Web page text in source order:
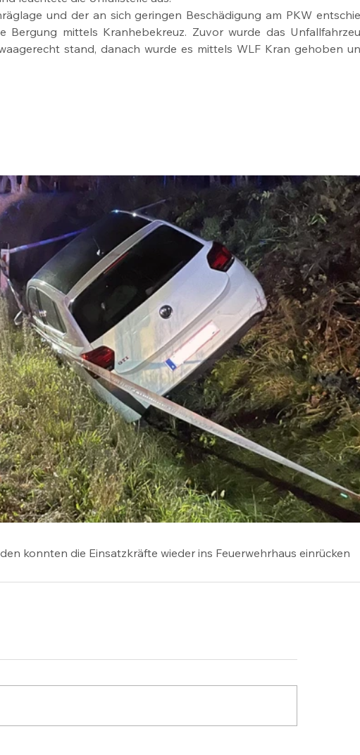
und der an sich geringen Beschädigung am PKW
Bergung mittels Kranhebekreuz. Zuvor wurde das
stand, danach wurde es mittels WLF Kran gehoben
konnten die Einsatzkräfte wieder ins Feuerwehrhaus einrücken